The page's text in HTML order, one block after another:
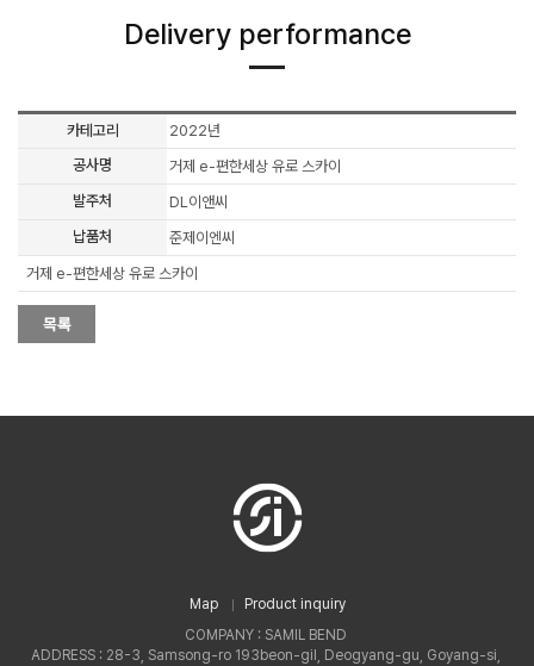
Delivery performance
카테고리
2022년
공사명
거제 e-편한세상 유로 스카이
발주처
DL이앤씨
납품처
준제이엔씨
거제 e-편한세상 유로 스카이
Map
Product inquiry
COMPANY : SAMIL BEND
ADDRESS : 28-3, Samsong-ro 193beon-gil, Deogyang-gu, Goyang-si,